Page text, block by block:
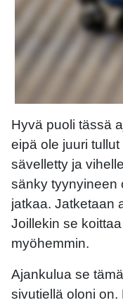
Hyvä puoli tässä
eipä ole juuri
sävelletty ja
sänky tyynyineen
jatkaa. Jatketaan
Joillekin se
myöhemmin.
Ajankulua se
sivutiellä oloni on.